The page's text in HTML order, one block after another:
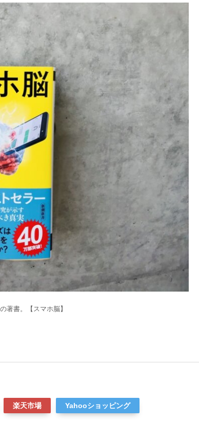
著書。【スマホ脳】
楽天市場 Yahooショッピング